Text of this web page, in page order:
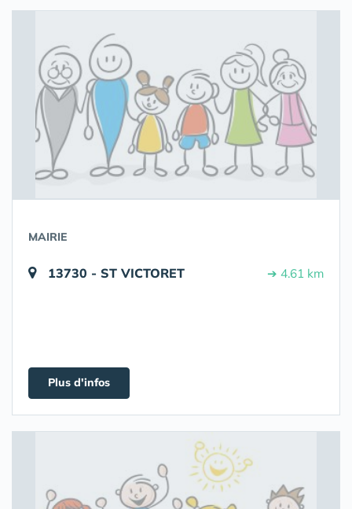
MAIRIE
13730 - ST VICTORET ➔ 4.61 km
Plus d'infos